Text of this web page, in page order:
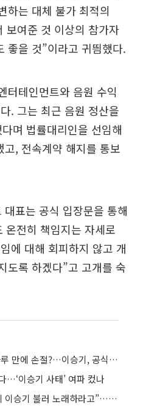
하는 대체 불가 최적의
보여준 것 이상의 참가자
좋을 것”이라고 귀띔했다.
터테인먼트와 음원 수익
. 그는 최근 음원 정산을
며 법률대리인을 선임해
, 전속계약 해지를 통보
표는 공식 입장문을 통해
온전히 책임지는 자세로
에 대해 회피하지 않고 개
도록 하겠다”고 고개를 숙
후크 엔터, 계약해지 받고 하루 만에 손절?…이승기, 공식 홈페이지 닫혔다
…‘이승기 사태’ 여파 컸나
“권진영 후크 대표, 술자리에 이승기 불러 노래하라고”…전 매니저의 폭로